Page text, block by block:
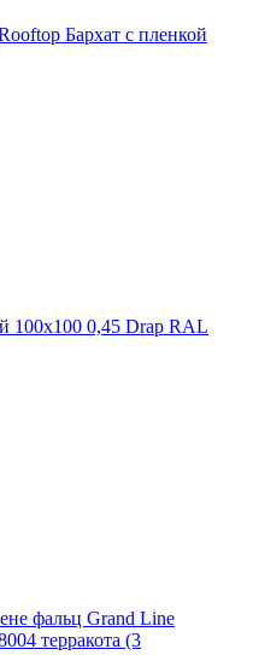
Бархат с пленкой
100x100 0,45 Drap RAL
фальц Grand Line
терракота (3